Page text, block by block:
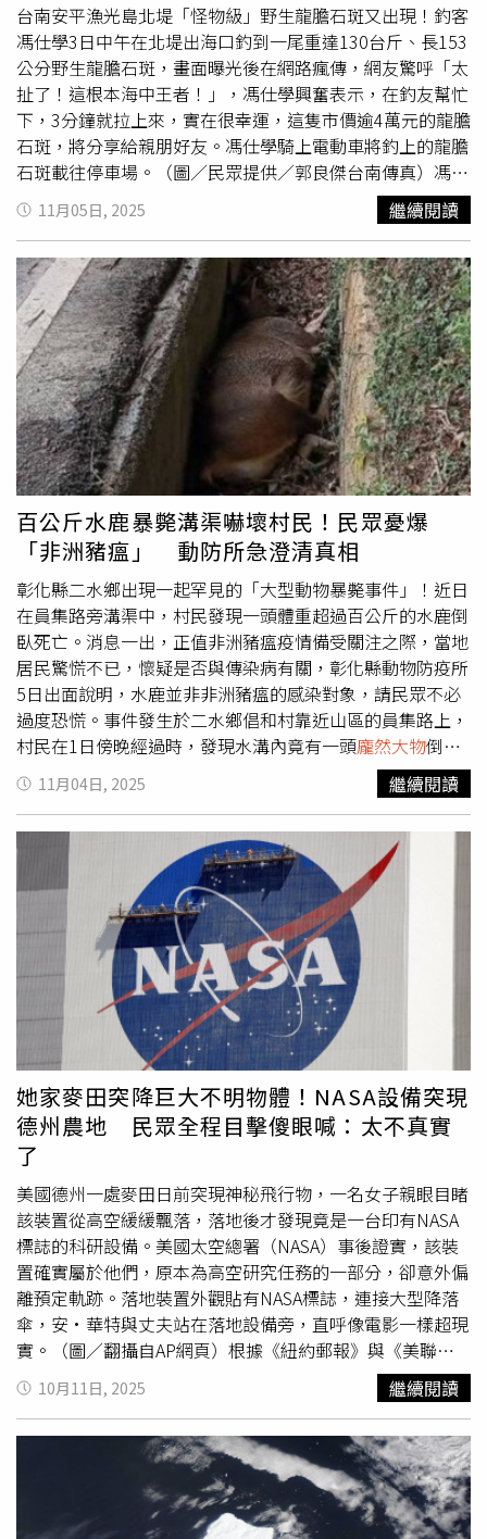
台南安平漁光島北堤「怪物級」野生龍膽石斑又出現！釣客
馮仕學3日中午在北堤出海口釣到一尾重達130台斤、長153
公分野生龍膽石斑，畫面曝光後在網路瘋傳，網友驚呼「太
扯了！這根本海中王者！」，馮仕學興奮表示，在釣友幫忙
下，3分鐘就拉上來，實在很幸運，這隻市價逾4萬元的龍膽
石斑，將分享給親朋好友。馮仕學騎上電動車將釣上的龍膽
石斑載往停車場。（圖／民眾提供／郭良傑台南傳真）馮仕
學將釣起的大龍膽石斑處理後，分給親友享用。（圖／民眾
提供／郭良傑台南傳真）海釣超過10年的馮仕學曾釣過10
幾次「怪物級」龍膽石斑，最高紀錄是142.5台斤，這尾
130台斤（約79公斤）只是他的紀錄之一。3日中午12點40
分許，他見到綁在海堤欄桿上的釣桿突然大抖動，馬上抓住
釣桿收線，發現是隻龐然大物，整支釣桿都被拉彎，雙方展
開一陣拚搏，逐步收線拉近一看，證實是上百台斤「怪物
級」野生龍膽石斑。這隻野生龍膽石斑並沒有太多抵抗和拚
搏，很快就被拉到堤岸邊，約3分鐘後被馮仕學和釣友拉
起，重達130台斤，讓他與釣友們都非常振奮。他說，「一
個人要將這種怪物級大魚拉上岸實在很不容易，幸好旁邊有
朋友幫忙！」釣起「怪物級」龍膽石斑後，馮仕學將特別做
成「魚拓」儲存紀錄。（圖／民眾提供／郭良傑台南傳真）
安平漁光島北堤是南部許多海釣客喜愛的熱門釣點，平時即
有不少釣友駐守，每年秋天東北季風期是野生龍膽石斑最常
出沒的時間，但能釣到上百斤「怪物級」野生龍膽石斑實屬
罕見。馮仕學能在「三分鐘搏大魚」成功，讓釣友們稱羨不
已，也稱讚他的釣技超群。馮仕學笑說，這隻市價逾4萬元
「怪物級」大龍膽石斑他不會賣，處理後會分送親友享用。
11月05日, 2025 繼續閱讀
百公斤水鹿暴斃溝渠嚇壞村民！民眾憂爆
「非洲豬瘟」 動防所急澄清真相
彰化縣二水鄉出現一起罕見的「大型動物暴斃事件」！近日
在員集路旁溝渠中，村民發現一頭體重超過百公斤的水鹿倒
臥死亡。消息一出，正值非洲豬瘟疫情備受關注之際，當地
居民驚慌不已，懷疑是否與傳染病有關，彰化縣動物防疫所
5日出面說明，水鹿並非非洲豬瘟的感染對象，請民眾不必
過度恐慌。事件發生於二水鄉倡和村靠近山區的員集路上，
村民在1日傍晚經過時，發現水溝內竟有一頭龐然大物倒地
不起，由於該地平時就有少量水鹿出沒紀錄，但這次竟有成
年水鹿暴斃在路邊，讓居民議論紛紛，村長鄭慶松指出，該
頭水鹿體重超過百公斤，非一般人力能搬動，加上適逢當地
「跑水節」活動，人力吃緊，直至3日才由清潔隊派員將屍
體移除。鄭村長進一步透露，從現場觀察，水鹿身上並無明
顯外傷，看不出有車禍或野狗攻擊的痕跡，推測可能是年老
或體力不支自然死亡，他也說，近年來村內山區常可見水鹿
出沒，至少有3頭固定活動，其中一頭去年還曾被車撞傷，
但最終逃回山林。不過，村民對此仍心存疑慮，有人擔心近
期非洲豬瘟疫情延燒，會不會擴散到其他動物；對此，彰化
縣動防所立即回應，強調非洲豬瘟病毒僅會感染家豬與野
豬，對水鹿、牛、羊等動物皆無影響，為避免環境污染與民
眾恐慌，該具鹿屍已於第一時間送往溪州焚化爐處理。動防
所呼籲，民眾若發現野生動物異常死亡，應立即通報，切勿
隨意接觸或拍打屍體，以維護自身安全與生態健康。同時也
提醒大家，防疫期間勿信謠、勿傳謠，讓專業單位釐清真
相，避免無謂恐慌。
11月04日, 2025 繼續閱讀
她家麥田突降巨大不明物體！NASA設備突現
德州農地 民眾全程目擊傻眼喊：太不真實
了
美國德州一處麥田日前突現神秘飛行物，一名女子親眼目睹
該裝置從高空緩緩飄落，落地後才發現竟是一台印有NASA
標誌的科研設備。美國太空總署（NASA）事後證實，該裝
置確實屬於他們，原本為高空研究任務的一部分，卻意外偏
離預定軌跡。落地裝置外觀貼有NASA標誌，連接大型降落
傘，安·華特與丈夫站在落地設備旁，直呼像電影一樣超現
實。（圖／翻攝自AP網頁）根據《紐約郵報》與《美聯
社》報導，這起事件發生在德州哈雷郡艾德蒙森
（Edmonson）。當地居民安·華特（Ann Walter）於10月
2日表示，她當時從家門口望向天空，看到一個龐然大物懸
掛降落傘在空中漂浮，一開始難以辨識。直到該裝置降落在
鄰居的麥田裡，她才驚覺，那是一台近似休旅車大小的箱型
裝置，外觀貼有NASA標誌，連接著一具巨大降落傘，寬度
超過30英尺。「真的太不真實了，沒想到這種事竟然會發生
10月11日, 2025 繼續閱讀